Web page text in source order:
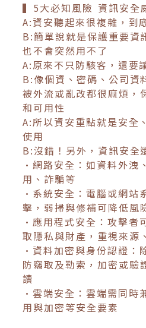
▍5大必知風險 資訊安全
A:資安聽起來很複雜，到
B:簡單說就是保護重要資
也不會突然用不了
A:原來不只防駭客，還要
B:像個資、密碼、公司資
被外流或亂改都很麻煩，
和可用性
A:所以資安重點就是安全
使用
B:沒錯！另外，資訊安全
•網路安全：如資料外洩
用、詐騙等
•系統安全：電腦或網站
擊，弱掃與修補可降低風
•應用程式安全：攻擊者
取隱私與財產，重視來源
•資料加密與身份認證：
防竊取及勒索，加密或驗
讀
•雲端安全：雲端需同時
用與加密等安全要素